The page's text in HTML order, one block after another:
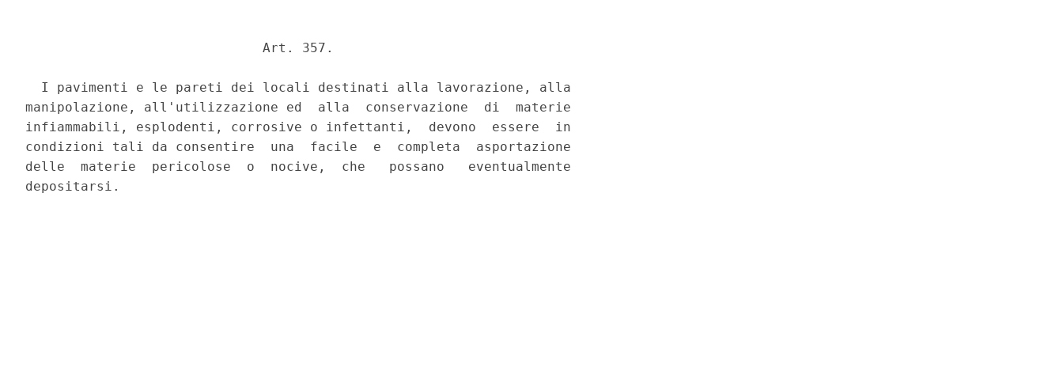
                              Art. 357.
  I pavimenti e le pareti dei locali destinati alla lavorazione, alla
manipolazione, all'utilizzazione ed  alla  conservazione  di  materie
infiammabili, esplodenti, corrosive o infettanti,  devono  essere  in
condizioni tali da consentire  una  facile  e  completa  asportazione
delle  materie  pericolose  o  nocive,  che   possano   eventualmente